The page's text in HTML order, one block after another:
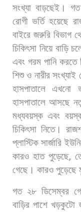
সংখ্যা বাড়ছেই। গত
রোগী ভর্তি হয়েছে
বাইরে জরুরি বিভাগ
চিকিৎসা নিয়ে বাড়ি
এবং গরম পানি করতে
শিশু ও নারীর সংখ্যাই
হাসপাতালে
এখনো
হাসপাতালে আসছে
মধ্যবয়স্ক এবং
চিকিৎসা নিতে।
প্লাস্টিক সার্জারি
কারও হাত পুড়েছে,
গেছে। কারও পুড়েছে
গত ২৮ ডিসেম্বর
বাড়ির পাশে খড়কুটো